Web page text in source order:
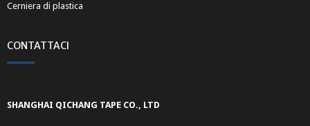
Cerniera di plastica
CONTATTACI
SHANGHAI QICHANG TAPE CO., LTD